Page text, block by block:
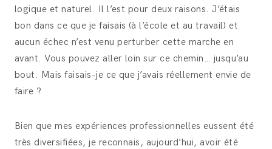
logique et naturel. Il l’est pour deux raisons. J’étais
bon dans ce que je faisais (à l’école et au travail) et
aucun échec n’est venu perturber cette marche en
avant. Vous pouvez aller loin sur ce chemin… jusqu’au
bout. Mais faisais-je ce que j’avais réellement envie de
faire ?
Bien que mes expériences professionnelles eussent été
très diversifiées, je reconnais, aujourd’hui, avoir été